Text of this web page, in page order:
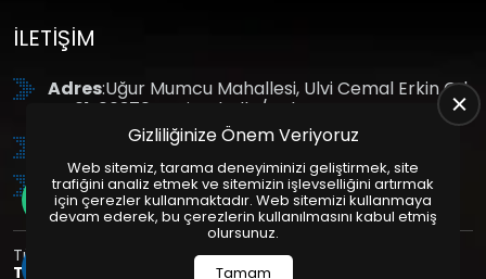
İLETIŞIM
Adres:Uğur Mumcu Mahallesi, Ulvi Cemal Erkin Cd.
No:61, 06370 Yenimahalle/Ankara
: +90 (312) 354 8888
GSM: +90 (532) 343 4085
Tüm Hakları Saklıdır. | Bu site Us Yazılım
Tasarım
Paketleri ile Hazırlanmıştır. © 2025
Gizliliğinize Önem Veriyoruz
Web sitemiz, tarama deneyiminizi geliştirmek, site
trafiğini analiz etmek ve sitemizin işlevselliğini artırmak
için çerezler kullanmaktadır. Web sitemizi kullanmaya
devam ederek, bu çerezlerin kullanılmasını kabul etmiş
olursunuz.
Tamam